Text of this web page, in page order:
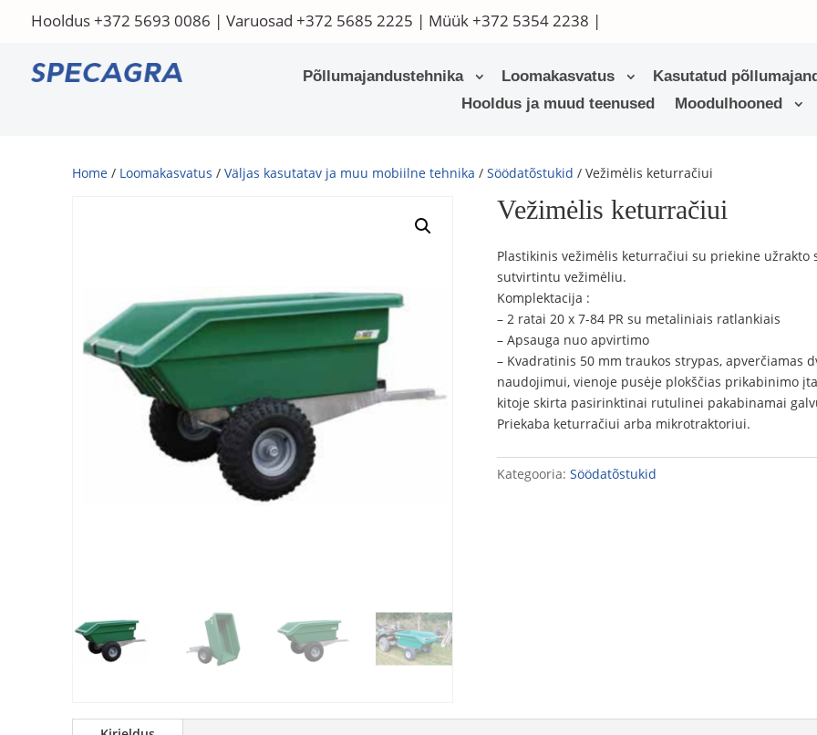
Hooldus+372 5693 0086 | Varuosad +372 5685 2225 | Müük+372 5354 2238 |
Põllumajandustehnika Loomakasvatus
Kasutatud
Hooldus ja muud teenused
Moodulhooned
Home / Loomakasvatus /Väljas kasutatav ja muu mobiilne tehnika /Söödatõstukid / Vežimėlis keturračiui
Vežimėlis keturračiui
Plastikinis vežimėlis keturračiui su priekine užrakto
sutvirtintu vežimėliu.
Komplektacija :
– 2 ratai 20 x 7-84 PR su metaliniais ratlankiais
– Apsauga nuo apvirtimo
– Kvadratinis 50 mm traukos strypas, apverčiamas
naudojimui, vienoje pusėje plokščias prikabinimo
kitoje skirta pasirinktinai rutulinei pakabinamai
Priekaba keturračiui arba mikrotraktoriui.
Kategooria:Söödatõstukid